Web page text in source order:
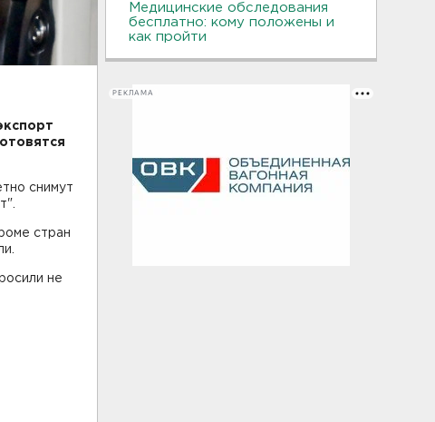
снимут
стран
не
Медицинские обследования
бесплатно: кому положены и
как пройти
РЕКЛАМА